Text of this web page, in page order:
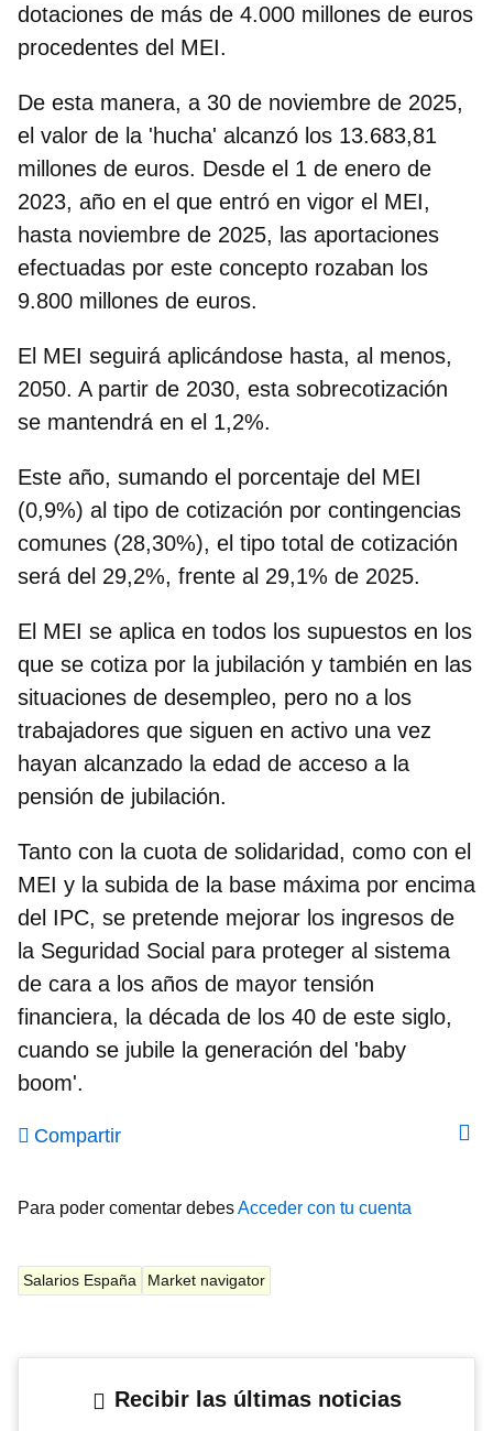
dotaciones de más de 4.000 millones de euros
procedentes del MEI.
De esta manera, a 30 de noviembre de 2025,
el valor de la 'hucha' alcanzó los 13.683,81
millones de euros. Desde el 1 de enero de
2023, año en el que entró en vigor el MEI,
hasta noviembre de 2025, las aportaciones
efectuadas por este concepto rozaban los
9.800 millones de euros.
El MEI seguirá aplicándose hasta, al menos,
2050. A partir de 2030, esta sobrecotización
se mantendrá en el 1,2%.
Este año, sumando el porcentaje del MEI
(0,9%) al tipo de cotización por contingencias
comunes (28,30%), el tipo total de cotización
será del 29,2%, frente al 29,1% de 2025.
El MEI se aplica en todos los supuestos en los
que se cotiza por la jubilación y también en las
situaciones de desempleo, pero no a los
trabajadores que siguen en activo una vez
hayan alcanzado la edad de acceso a la
pensión de jubilación.
Tanto con la cuota de solidaridad, como con el
MEI y la subida de la base máxima por encima
del IPC, se pretende mejorar los ingresos de
la Seguridad Social para proteger al sistema
de cara a los años de mayor tensión
financiera, la década de los 40 de este siglo,
cuando se jubile la generación del 'baby
boom'.
Compartir
Para poder comentar debesAcceder con tu cuenta
Salarios España Market navigator
Recibir las últimas noticias